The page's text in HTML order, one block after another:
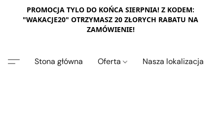
PROMOCJA TYLO DO KOŃCA SIERPNIA! Z KODEM:
"WAKACJE20" OTRZYMASZ 20 ZŁORYCH RABATU NA
ZAMÓWIENIE!
Stona główna Oferta Nasza lokalizacja